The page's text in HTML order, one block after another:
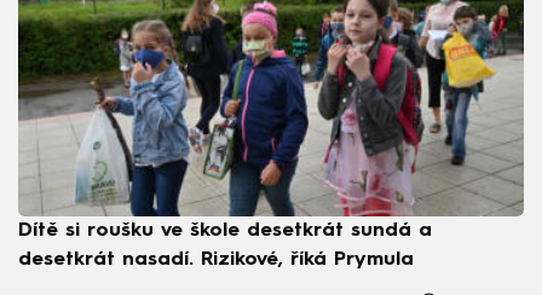
Dítě si roušku ve škole desetkrát sundá a
desetkrát nasadí. Rizikové, říká Prymula